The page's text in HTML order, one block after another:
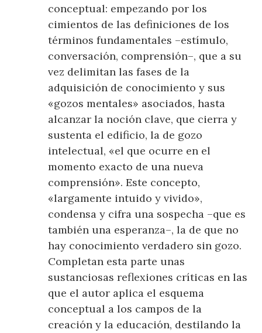
conceptual: empezando por los
cimientos de las definiciones de los
términos fundamentales –estímulo,
conversación, comprensión–, que a su
vez delimitan las fases de la
adquisición de conocimiento y sus
«gozos mentales» asociados, hasta
alcanzar la noción clave, que cierra y
sustenta el edificio, la de gozo
intelectual, «el que ocurre en el
momento exacto de una nueva
comprensión». Este concepto,
«largamente intuido y vivido»,
condensa y cifra una sospecha –que es
también una esperanza–, la de que no
hay conocimiento verdadero sin gozo.
Completan esta parte unas
sustanciosas reflexiones críticas en las
que el autor aplica el esquema
conceptual a los campos de la
creación y la educación, destilando la